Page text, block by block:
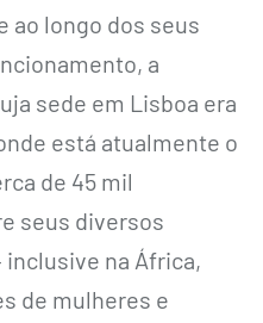
ao longo dos seus
a
sede em Lisboa era
está atualmente o
de 45 mil
seus diversos
na África,
de mulheres e